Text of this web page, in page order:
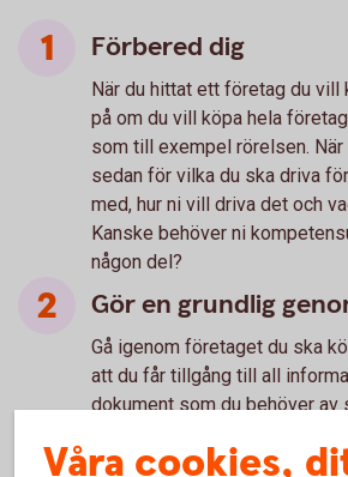
Förbered dig
När du hittat ett företag du vill
på om du vill köpa hela
som till exempel rörelsen.
sedan för vilka du ska driva
med, hur ni vill driva det och
Kanske behöver ni
någon del?
Gör en grundlig
Gå igenom företaget du ska
att du får tillgång till all
dokument som du behöver av
verksamheten och håll koll på
Våra cookies,